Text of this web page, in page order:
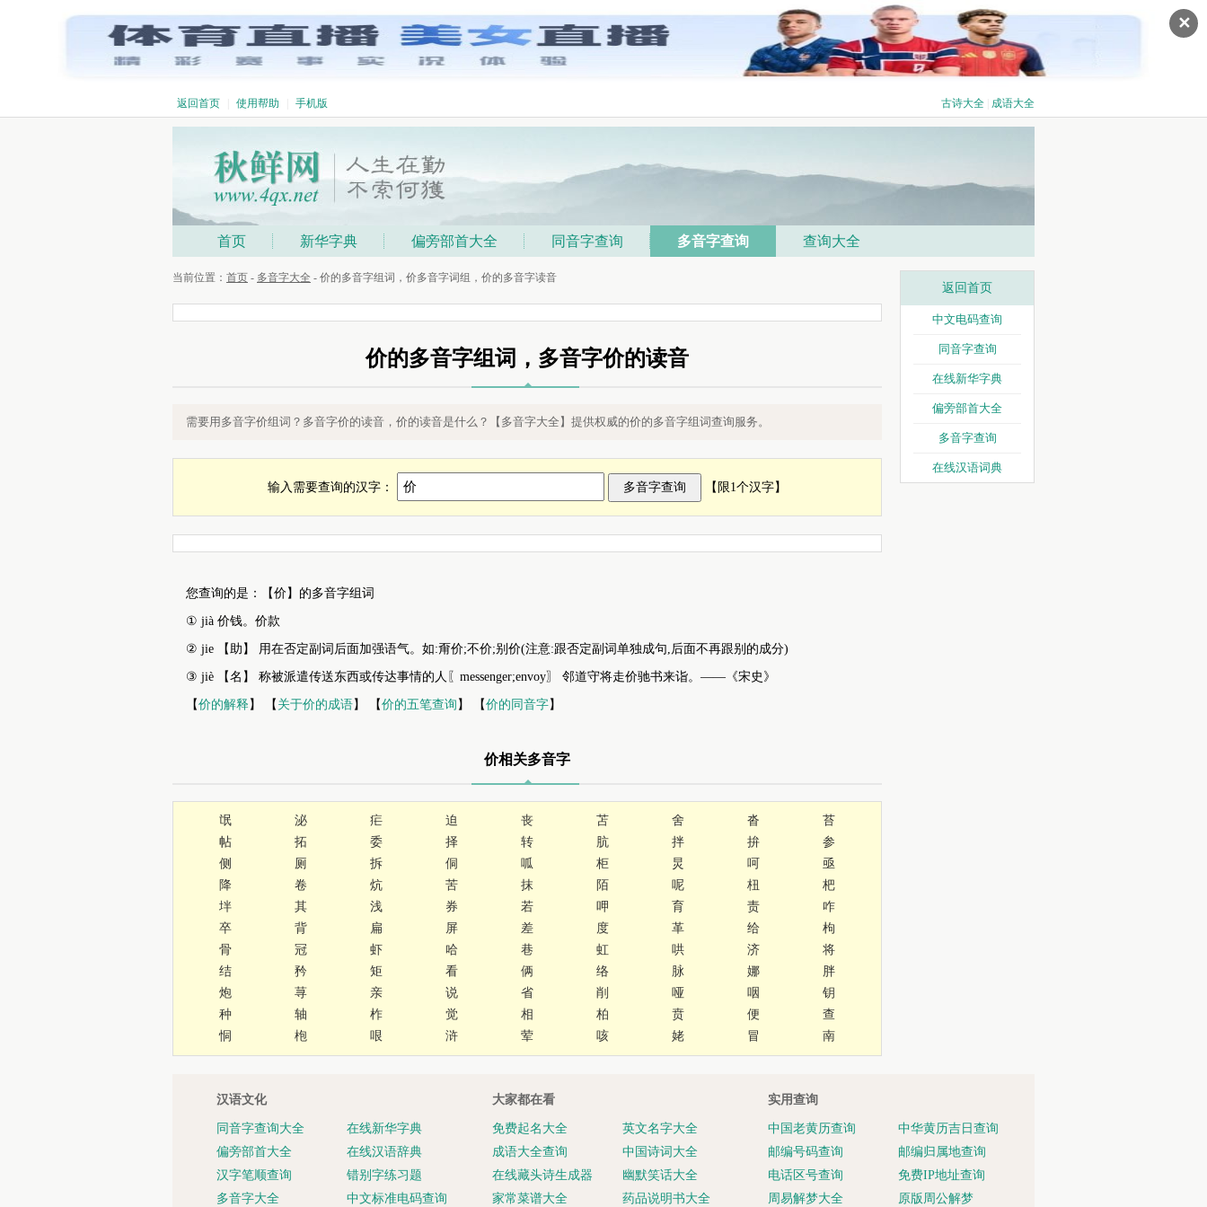
✕
返回首页 使用帮助 手机版 古诗大全 成语大全
首页 新华字典 偏旁部首大全 同音字查询 多音字查询 查询大全
当前位置： 首页 - 多音字大全 - 价的多音字组词，价多音字词组，价的多音字读音
价的多音字组词，多音字价的读音
需要用多音字价组词？多音字价的读音，价的读音是什么？【多音字大全】提供权威的价的多音字组词查询服务。
输入需要查询的汉字： 【限1个汉字】
您查询的是：【价】的多音字组词
① jià 价钱。价款
② jie 【助】 用在否定副词后面加强语气。如:甭价;不价;别价(注意:跟否定副词单独成句,后面不再跟别的成分)
③ jiè 【名】 称被派遣传送东西或传达事情的人〖messenger;envoy〗 邻道守将走价驰书来诣。——《宋史》
【价的解释】 【 关于价的成语】 【价的五笔查询 】 【价的同音字】
价相关多音字
氓 泌 疟 迫 丧 苫 舍 沓
苔
帖
拓 委 择 转 肮 拌 拚
参
侧
厕 拆 侗 呱 柜 炅 呵
亟
降
卷 炕 苦 抹 陌 呢 杻
杷
坢
其 浅 券 若 呷 育 责
咋
卒
背 扁 屏 差 度 革 给
枸
骨
冠 虾 哈 巷 虹 哄 济
将
结
矜 矩 看 俩 络 脉 娜
胖
炮
荨 亲 说 省 削 哑 咽
钥
种
轴 柞 觉 相 柏 贲 便
查
恫
枹 哏 浒 荤 咳 姥 冒 南
返回首页
中文电码查询
同音字查询
在线新华字典
偏旁部首大全
多音字查询
在线汉语词典
汉语文化
同音字查询大全
在线新华字典
偏旁部首大全
在线汉语辞典
汉字笔顺查询
错别字练习题
多音字大全
中文标准电码查询
大家都在看
免费起名大全
英文名字大全
成语大全查询
中国诗词大全
在线藏头诗生成器
幽默笑话大全
家常菜谱大全
药品说明书大全
实用查询
中国老黄历查询
中华黄历吉日查询
邮编号码查询
邮编归属地查询
电话区号查询
免费IP地址查询
周易解梦大全
原版周公解梦